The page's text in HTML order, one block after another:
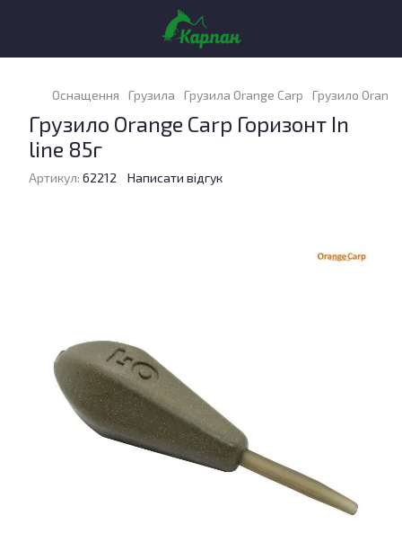
Оснащення Грузила Грузила Orange Carp Грузило
Грузило Orange Carp Горизонт In
line 85г
Артикул: 62212 Написати відгук